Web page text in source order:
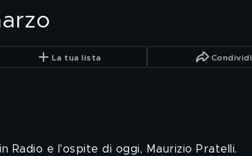
La tua lista Condividi
Radio e l'ospite di oggi, Maurizio Pratelli.